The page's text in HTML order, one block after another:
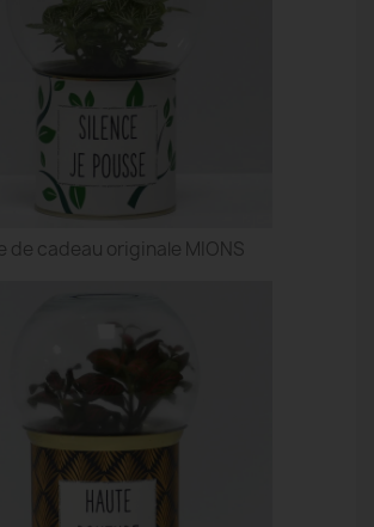
de cadeau originale MIONS